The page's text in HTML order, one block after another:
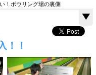
！ボウリング場の裏側
！！